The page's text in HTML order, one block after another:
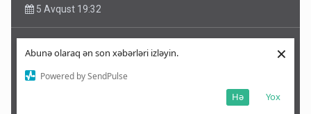
Abunə olaraq ən son xəbərləri izləyin.
Powered by SendPulse
Yox
Hə
×
5 Avqust 19:32